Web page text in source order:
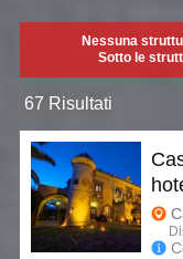
Nessuna
Sotto le
67 Risultati